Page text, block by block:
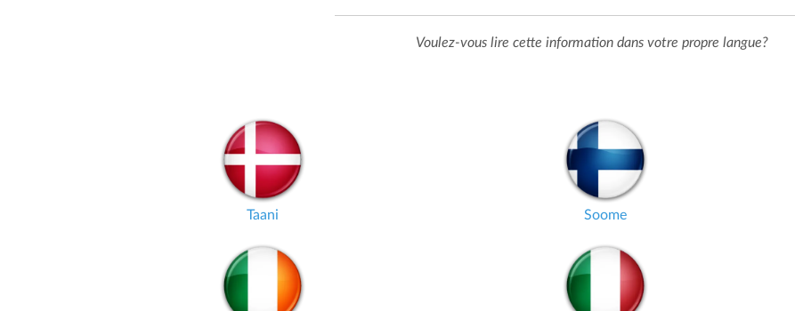
Voulez-vous lire cette information dans votre propre langue?
Taani Soome